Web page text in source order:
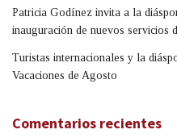
Patricia Godínez invita a la
inauguración de nuevos servicios
Turistas internacionales y la
Vacaciones de Agosto
Comentarios recientes